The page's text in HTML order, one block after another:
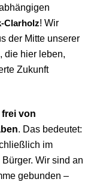
Clarholz! Wir
der Mitte unserer
die hier leben,
Zukunft
frei von
. Das bedeutet:
im
Wir sind an
gebunden –